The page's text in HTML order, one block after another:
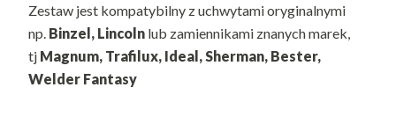
Zestaw jest kompatybilny z uchwytami oryginalnymi
np. Binzel, Lincoln lub zamiennikami znanych marek,
tj Magnum, Trafilux, Ideal, Sherman, Bester,
Welder Fantasy